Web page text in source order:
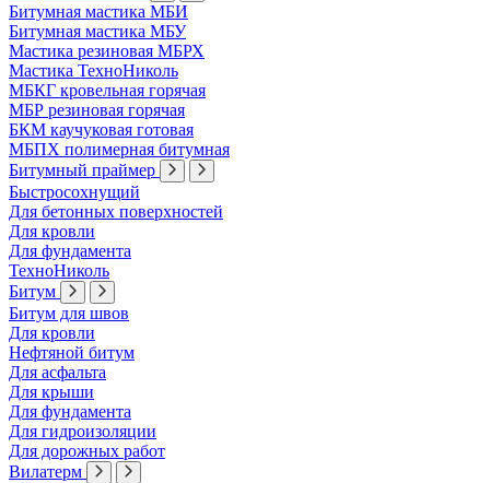
Битумная мастика МБИ
Битумная мастика МБУ
Мастика резиновая МБРХ
Мастика ТехноНиколь
МБКГ кровельная горячая
МБР резиновая горячая
БКМ каучуковая готовая
МБПХ полимерная битумная
Битумный праймер
Быстросохнущий
Для бетонных поверхностей
Для кровли
Для фундамента
ТехноНиколь
Битум
Битум для швов
Для кровли
Нефтяной битум
Для асфальта
Для крыши
Для фундамента
Для гидроизоляции
Для дорожных работ
Вилатерм